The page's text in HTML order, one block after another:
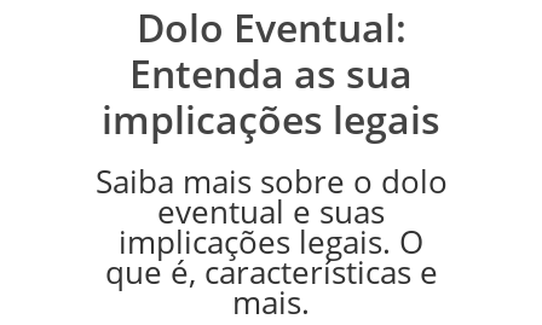
Dolo Eventual:
Entenda as sua
implicações legais
Saiba mais sobre o dolo
eventual e suas
implicações legais. O
que é, características e
mais.